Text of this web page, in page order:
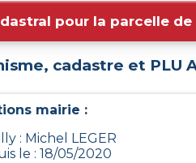
pour la parcelle de
cadastre et PLU
mairie :
: Michel LEGER
le : 18/05/2020